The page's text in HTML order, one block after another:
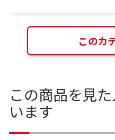
このカ
この商品を見
います